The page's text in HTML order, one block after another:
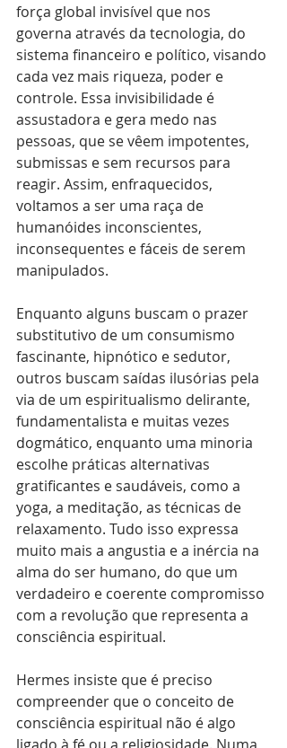
força global invisível que nos
governa através da tecnologia, do
sistema financeiro e político, visando
cada vez mais riqueza, poder e
controle. Essa invisibilidade é
assustadora e gera medo nas
pessoas, que se vêem impotentes,
submissas e sem recursos para
reagir. Assim, enfraquecidos,
voltamos a ser uma raça de
humanóides inconscientes,
inconsequentes e fáceis de serem
manipulados.
Enquanto alguns buscam o prazer
substitutivo de um consumismo
fascinante, hipnótico e sedutor,
outros buscam saídas ilusórias pela
via de um espiritualismo delirante,
fundamentalista e muitas vezes
dogmático, enquanto uma minoria
escolhe práticas alternativas
gratificantes e saudáveis, como a
yoga, a meditação, as técnicas de
relaxamento. Tudo isso expressa
muito mais a angustia e a inércia na
alma do ser humano, do que um
verdadeiro e coerente compromisso
com a revolução que representa a
consciência espiritual.
Hermes insiste que é preciso
compreender que o conceito de
consciência espiritual não é algo